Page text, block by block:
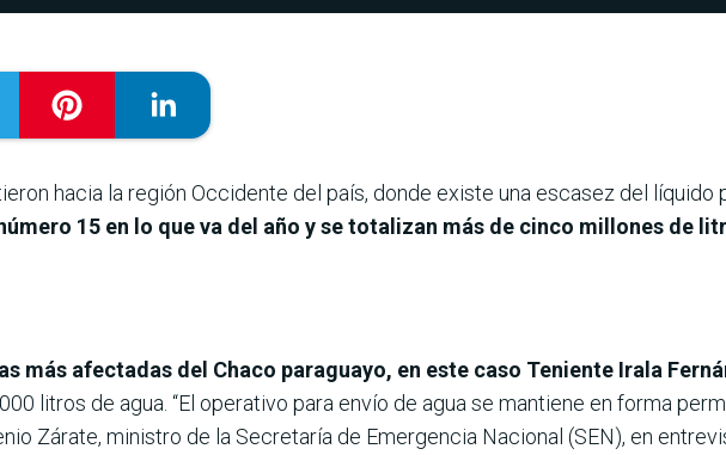
hacia la región Occidente del país, donde existe una escasez del líquido
15 en lo que va del año y se totalizan más de cinco millones de
más afectadas del Chaco paraguayo, en este caso Teniente Irala
litros de agua. “El operativo para envío de agua se mantiene en forma
Zárate, ministro de la Secretaría de Emergencia Nacional (SEN), en